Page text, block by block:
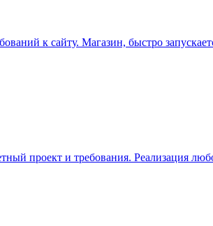
к сайту. Магазин, быстро
проект и требования. Реализация